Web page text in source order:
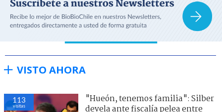
VISTO AHORA
113
visitas
"Hueón, tenemos familia": Silber
devela ante fiscalía pelea entre